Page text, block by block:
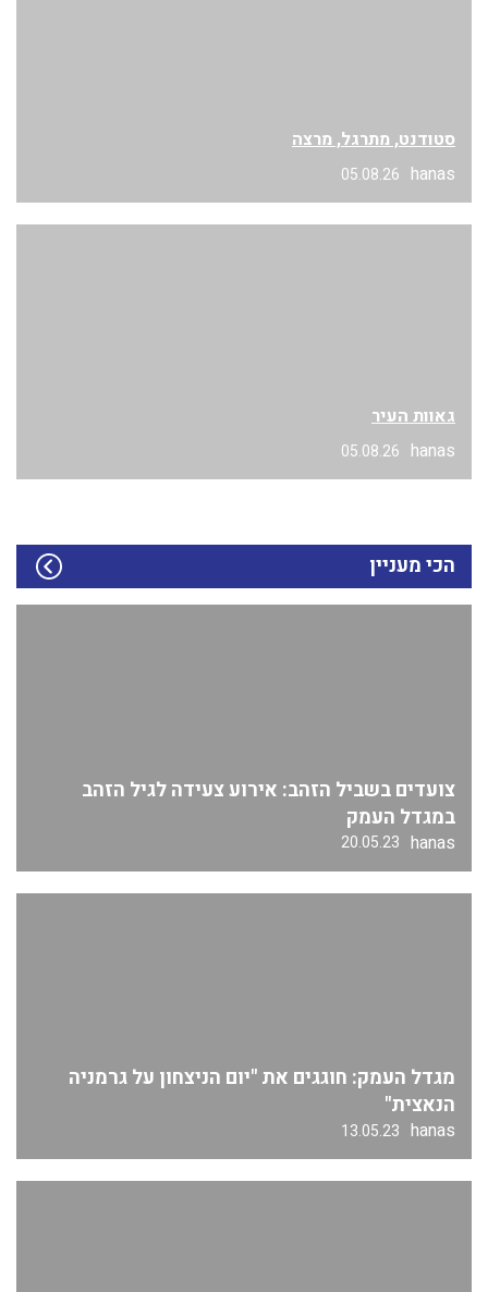
סטודנט, מתרגל, מרצה
hanas
05.08.26
גאוות העיר
hanas
05.08.26
הכי מעניין
צועדים בשביל הזהב: אירוע צעידה לגיל הזהב
במגדל העמק
hanas
20.05.23
מגדל העמק: חוגגים את "יום הניצחון על גרמניה
הנאצית"
hanas
13.05.23